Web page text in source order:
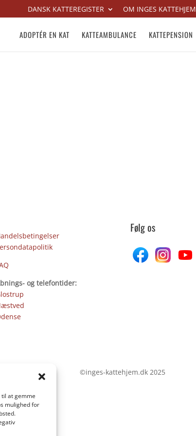
at gemme
mulighed for
DANSK KATTEREGISTER OM INGES KATTEHJEM
ADOPTÉR EN KAT KATTEAMBULANCE KATTEPENSION
og telefontider:
Følg os
©inges-kattehjem.dk 2025